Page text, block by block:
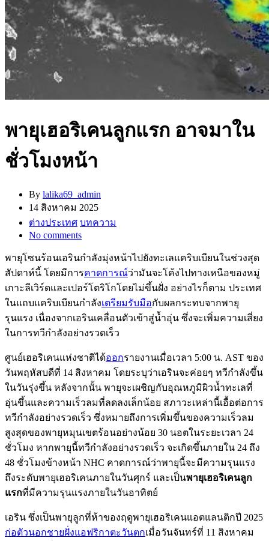
พายุเฮอริเคนลูกแรก อาจมาใน
ชั่วโมงหน้า
By lalika69_admin
14 สิงหาคม 2025
ต่างประเทศ บทความ
No comments
พายุโซนร้อนเอรินกำลังมุ่งหน้าไปยังทะเลแคริบเบียนในช่วงสุด
สัปดาห์นี้ โดยมีการคาดการณ์ว่ามันจะโค้งไปทางเหนือของหมู่
เกาะลีเวิร์ดและเปอร์โตริโกโดยไม่ขึ้นฝั่ง อย่างไรก็ตาม ประเทศ
ในแถบแคริบเบียนกำลังเตรียมรับมือกับผลกระทบจากพายุ
รุนแรง เนื่องจากเอรินเคลื่อนตัวเข้าสู่น้ำอุ่น ซึ่งจะเพิ่มความเสี่ยง
ในการทวีกำลังอย่างรวดเร็ว
ศูนย์เฮอริเคนแห่งชาติได้ออกรายงานเมื่อเวลา 5:00 น. AST ของ
วันพฤหัสบดีที่ 14 สิงหาคม โดยระบุว่าเอรินจะค่อยๆ ทวีกำลังขึ้น
ในวันรุ่งขึ้น หลังจากนั้น พายุจะเผชิญกับอุณหภูมิผิวน้ำทะเลที่
อุ่นขึ้นและความเร็วลมที่ลดลงเล็กน้อย สภาวะเหล่านี้เอื้อต่อการ
ทวีกำลังอย่างรวดเร็ว ซึ่งหมายถึงการเพิ่มขึ้นของความเร็วลม
สูงสุดของพายุหมุนเขตร้อนอย่างน้อย 30 นอตในระยะเวลา 24
ชั่วโมง หากพายุนี้ทวีกำลังอย่างรวดเร็ว จะเกิดขึ้นภายใน 24 ถึง
48 ชั่วโมงข้างหน้า NHC คาดการณ์ว่าพายุนี้จะมีความรุนแรง
ถึงระดับพายุเฮอริเคนภายในวันศุกร์ และเป็นพายุเฮอริเคนลูก
แรกที่มีความรุนแรงภายในวันอาทิตย์
เอริน ซึ่งเป็นพายุลูกที่ห้าของฤดูพายุเฮอริเคนแอตแลนติกปี 2025
ก่อตัวนอกชายฝั่งแอฟริกาตะวันตกเมื่อวันจันทร์ที่ 11 สิงหาคม